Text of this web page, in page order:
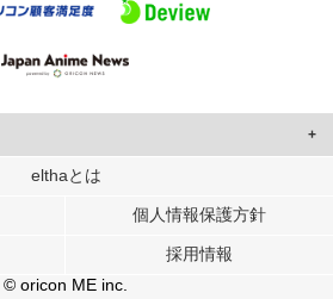
して、ユーザーに合わせたコンテンツや広告の
析の各パートナーに提供しています。
ビスを使用したときに収集した他の情報を組み
elthaとは
個人情報保護方針
採用情報
© oricon ME inc.